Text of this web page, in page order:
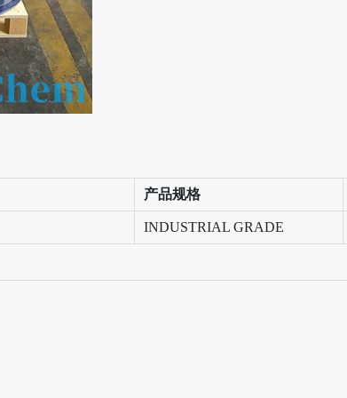
产品规格
INDUSTRIAL GRADE